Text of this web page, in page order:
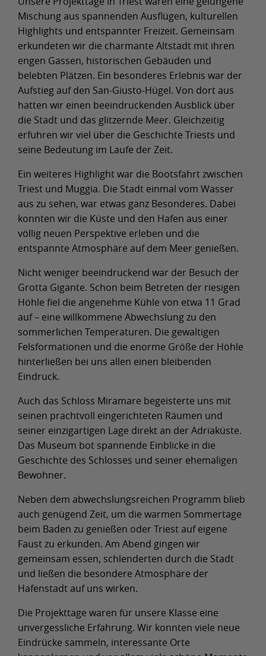
Mischung aus spannenden Ausflügen, kulturellen
Highlights und entspannter Freizeit. Gemeinsam
erkundeten wir die charmante Altstadt mit ihren
engen Gassen, historischen Gebäuden und
belebten Plätzen. Ein besonderes Erlebnis war der
Aufstieg auf den San-Giusto-Hügel. Von dort aus
hatten wir einen beeindruckenden Ausblick über
die Stadt und das glitzernde Meer. Gleichzeitig
erfuhren wir viel über die Geschichte Triests und
seine Bedeutung im Laufe der Zeit.
Ein weiteres Highlight war die Bootsfahrt zwischen
Triest und Muggia. Die Stadt einmal vom Wasser
aus zu sehen, war etwas ganz Besonderes. Dabei
konnten wir die Küste und den Hafen aus einer
völlig neuen Perspektive erleben und die
entspannte Atmosphäre auf dem Meer genießen.
Nicht weniger beeindruckend war der Besuch der
Grotta Gigante. Schon beim Betreten der riesigen
Höhle fiel die angenehme Kühle von etwa 11 Grad
auf – eine willkommene Abwechslung zu den
sommerlichen Temperaturen. Die gewaltigen
Felsformationen und die enorme Größe der Höhle
hinterließen bei uns allen einen bleibenden
Eindruck.
Auch das Schloss Miramare begeisterte uns mit
seinen prachtvoll eingerichteten Räumen und
seiner einzigartigen Lage direkt an der Adriaküste.
Das Museum bot spannende Einblicke in die
Geschichte des Schlosses und seiner ehemaligen
Bewohner.
Neben dem abwechslungsreichen Programm blieb
auch genügend Zeit, um die warmen Sommertage
beim Baden zu genießen oder Triest auf eigene
Faust zu erkunden. Am Abend gingen wir
gemeinsam essen, schlenderten durch die Stadt
und ließen die besondere Atmosphäre der
Hafenstadt auf uns wirken.
Die Projekttage waren für unsere Klasse eine
unvergessliche Erfahrung. Wir konnten viele neue
Eindrücke sammeln, interessante Orte